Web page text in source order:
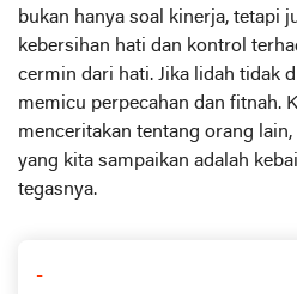
bukan hanya soal kinerja, tetapi
kebersihan hati dan kontrol
cermin dari hati. Jika lidah tidak
memicu perpecahan dan fitnah.
menceritakan tentang orang
yang kita sampaikan adalah
tegasnya.
-